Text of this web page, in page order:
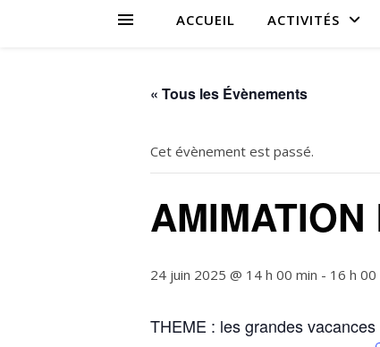
ACCUEIL ACTIVITÉS
« Tous les Évènements
Cet évènement est passé.
AMIMATION
24 juin 2025 @ 14 h 00 min - 16 h 00
THEME : les grandes vacances